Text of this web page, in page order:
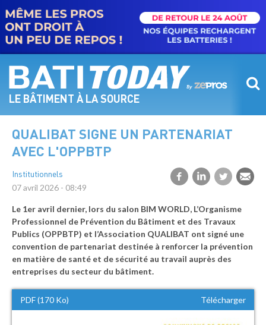
contenu
principal
LE BÂTIMENT À LA SOURCE
QUALIBAT SIGNE UN PARTENARIAT
AVEC L'OPPBTP
Institutionnels
07 avril 2026 - 08:49
Le 1er avril dernier, lors du salon BIM WORLD, L’Organisme
Professionnel de Prévention du Bâtiment et des Travaux
Publics (OPPBTP) et l’Association QUALIBAT ont signé une
convention de partenariat destinée à renforcer la prévention
en matière de santé et de sécurité au travail auprès des
entreprises du secteur du bâtiment.
PDF (170 Ko) Télécharger